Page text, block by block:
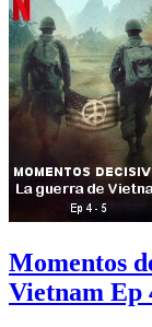
Momentos
Vietnam Ep